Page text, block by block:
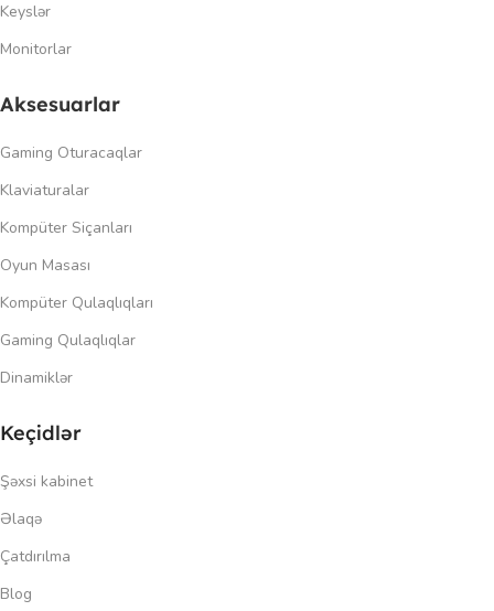
Keyslər
Monitorlar
Aksesuarlar
Gaming Oturacaqlar
Klaviaturalar
Kompüter Siçanları
Oyun Masası
Kompüter Qulaqlıqları
Gaming Qulaqlıqlar
Dinamiklər
Keçidlər
Şəxsi kabinet
Əlaqə
Çatdırılma
Blog